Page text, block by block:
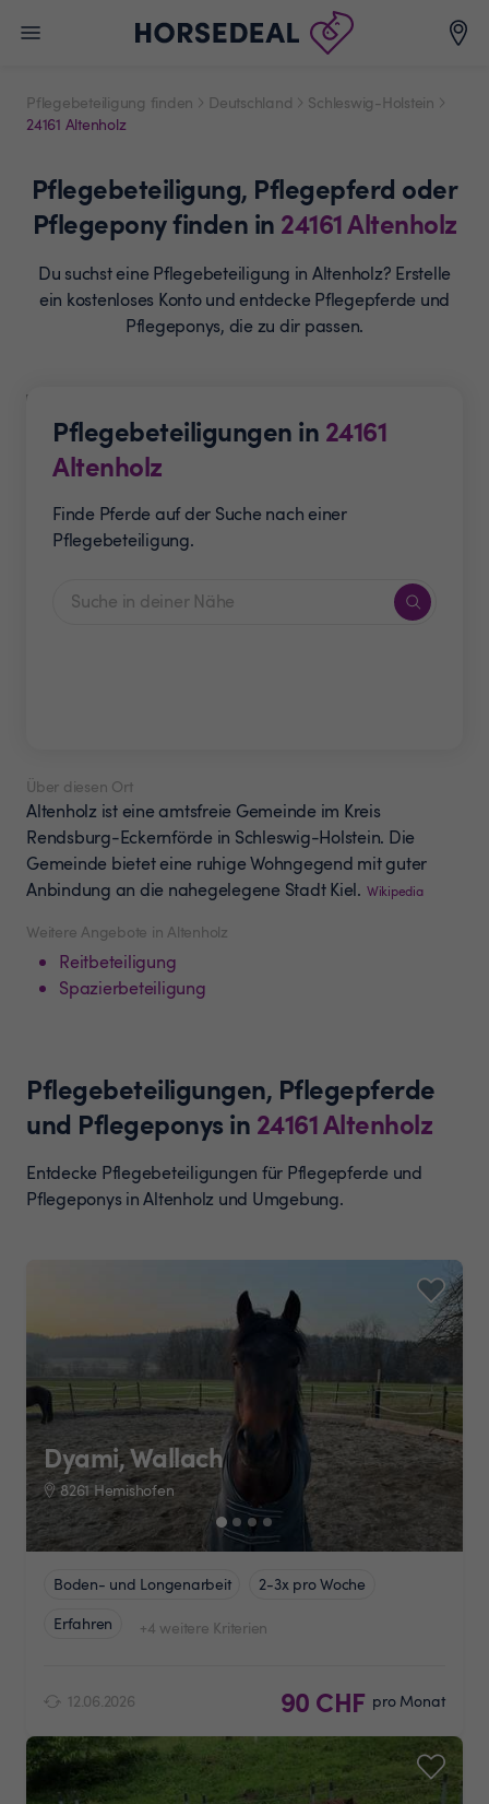
Pflegebeteiligung finden Deutschland
Schleswig-Holstein
24161 Altenholz
Pflegebeteiligung, Pflegepferd oder
Pflegeponyfinden in 24161Altenholz
Du suchst eine Pflegebeteiligung in Altenholz? Erstelle
ein kostenloses Konto und entdecke Pflegepferde und
Pflegeponys, die zu dir passen.
Pflegebeteiligungen in 24161
Altenholz
Finde Pferde auf der Suche nach einer
Pflegebeteiligung.
Weitere Angebote in Altenholz
Reitbeteiligung
Spazierbeteiligung
Über diesen Ort
Altenholz ist eine amtsfreie Gemeinde im Kreis
Rendsburg-Eckernförde in Schleswig-Holstein. Die
Gemeinde bietet eine ruhige Wohngegend mit guter
Anbindung an die nahegelegene Stadt Kiel. Wikipedia
Pflegebeteiligungen, Pflegepferde
und Pflegeponys in 24161Altenholz
Entdecke Pflegebeteiligungen für Pflegepferde und
Pflegeponys in Altenholz und Umgebung.
Dyami, Wallach
8261 Hemishofen
Boden- und Longenarbeit
2-3x pro Woche
Erfahren
+4 weitere Kriterien
12.06.2026 90 CHF pro Monat